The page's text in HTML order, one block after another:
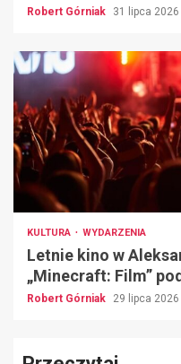
Robert Górniak 31 lipca 2026
KULTURA WYDARZENIA
Letnie kino w
„Minecraft: Film”
Robert Górniak 29 lipca 2026